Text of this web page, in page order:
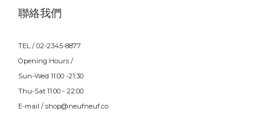
聯絡我們
TEL / 02-2345-8877
Opening Hours /
Sun-Wed 11:00 -21:30
Thu-Sat 11:00 - 22:00
E-mail / shop@neufneuf.co